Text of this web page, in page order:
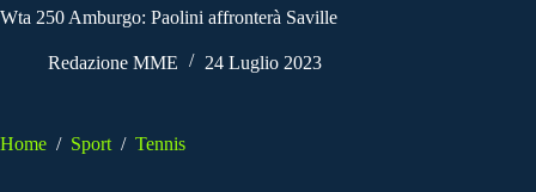
Wta 250 Amburgo: Paolini affronterà Saville
Redazione MME 24 Luglio 2023
Home / Sport / Tennis